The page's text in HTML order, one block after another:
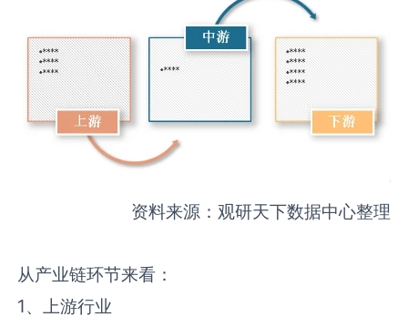
资料来源：观研天下数据中心整理
从产业链环节来看：
1、上游行业